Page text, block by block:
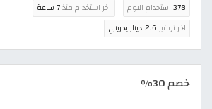
378 استخدام اليوم اخر استخدام منذ7 ساعة
اخر توفير 2.6 دينار بحريني
خصم 30%